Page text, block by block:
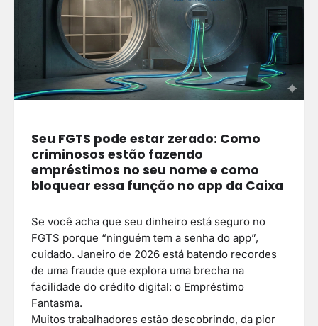
Seu FGTS pode estar zerado: Como
criminosos estão fazendo
empréstimos no seu nome e como
bloquear essa função no app da Caixa
Se você acha que seu dinheiro está seguro no
FGTS porque “ninguém tem a senha do app”,
cuidado. Janeiro de 2026 está batendo recordes
de uma fraude que explora uma brecha na
facilidade do crédito digital: o Empréstimo
Fantasma.
Muitos trabalhadores estão descobrindo, da pior